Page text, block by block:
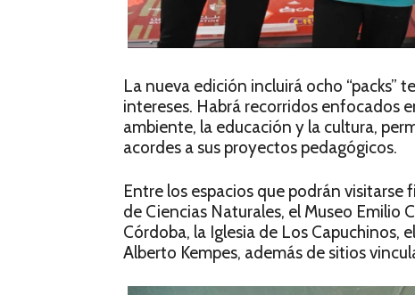
La nueva edición incluirá ocho “packs”
intereses. Habrá recorridos enfocados
ambiente, la educación y la cultura,
acordes a sus proyectos pedagógicos.
Entre los espacios que podrán
de Ciencias Naturales, el Museo Emilio
Córdoba, la Iglesia de Los Capuchinos,
Alberto Kempes, además de sitios